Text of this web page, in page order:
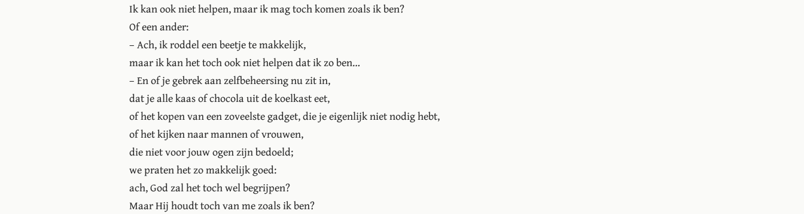
Ik kan ook niet helpen, maar ik mag toch komen zoals ik ben?
Of een ander:
– Ach, ik roddel een beetje te makkelijk,
maar ik kan het toch ook niet helpen dat ik zo ben…
– En of je gebrek aan zelfbeheersing nu zit in,
dat je alle kaas of chocola uit de koelkast eet,
of het kopen van een zoveelste gadget, die je eigenlijk niet nodig hebt,
of het kijken naar mannen of vrouwen,
die niet voor jouw ogen zijn bedoeld;
we praten het zo makkelijk goed:
ach, God zal het toch wel begrijpen?
Maar Hij houdt toch van me zoals ik ben?